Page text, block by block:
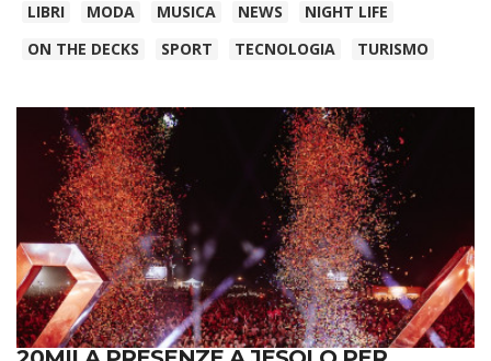
LIBRI
MODA MUSICA NEWS
NIGHT LIFE
ON THE DECKS
SPORT TECNOLOGIA TURISMO